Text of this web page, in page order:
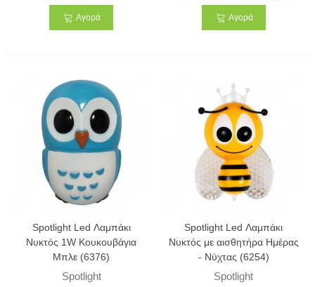
Αγορά Αγορά
Spotlight Led Λαμπάκι
Νυκτός 1W Κουκουβάγια
Μπλε (6376)
Spotlight
Spotlight Led Λαμπάκι
Νυκτός με αισθητήρα Ημέρας
- Νύχτας (6254)
Spotlight